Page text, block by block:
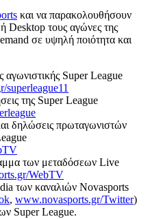
και να παρακολουθήσουν
Desktop τους αγώνες της
σε υψηλή ποιότητα και
αγωνιστικής Super League
της Super League
δηλώσεις πρωταγωνιστών
των μεταδόσεων Live
WebTV
των καναλιών Novasports
, www.novasports.gr/Twitter)
Super League.